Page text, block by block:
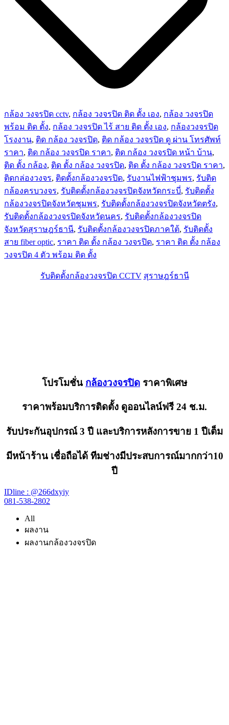
กล้อง วงจรปิด cctv, กล้อง วงจรปิด ติด ตั้ง เอง, กล้อง วงจรปิด
พร้อม ติด ตั้ง, กล้อง วงจรปิด ไร้ สาย ติด ตั้ง เอง, กล้องวงจรปิด
โรงงาน, ติด กล้อง วงจรปิด, ติด กล้อง วงจรปิด ดู ผ่าน โทรศัพท์
ราคา, ติด กล้อง วงจรปิด ราคา, ติด กล้อง วงจรปิด หน้า บ้าน,
ติด ตั้ง กล้อง, ติด ตั้ง กล้อง วงจรปิด, ติด ตั้ง กล้อง วงจรปิด ราคา,
ติดกล่องวงจร, ติดตั้งกล้องวงจรปิด, รับงานไฟฟ้าชุมพร, รับติด
กล้องครบวงจร, รับติดตั้งกล้องวงจรปิดจังหวัดกระบี่, รับติดตั้ง
กล้องวงจรปิดจังหวัดชุมพร, รับติดตั้งกล้องวงจรปิดจังหวัดตรัง,
รับติดตั้งกล้องวงจรปิดจังหวัดนคร, รับติดตั้งกล้องวงจรปิด
จังหวัดสุราษฎร์ธานี, รับติดตั้งกล้องวงจรปิดภาคใต้, รับติดตั้ง
สาย fiber optic, ราคา ติด ตั้ง กล้อง วงจรปิด, ราคา ติด ตั้ง กล้อง
วงจรปิด 4 ตัว พร้อม ติด ตั้ง
รับติดตั้งกล้องวงจรปิด CCTV สุราษฎร์ธานี
โปรโมชั่น กล้องวงจรปิด ราคาพิเศษ
ราคาพร้อมบริการติดตั้ง ดูออนไลน์ฟรี24 ช.ม.
รับประกันอุปกรณ์3 ปี และบริการหลังการขาย 1 ปีเต็ม
มีหน้าร้าน เชื่อถือได้ ทีมช่างมีประสบการณ์มากกว่า10
ปี
IDline : @266dxyiy
081-538-2802
All
ผลงาน
ผลงานกล้องวงจรปิด